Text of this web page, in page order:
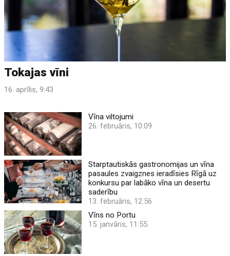
Tokajas vīni
16. aprīlis, 9:43
Vīna viltojumi
26. februāris, 10:09
Starptautiskās gastronomijas un vīna
pasaules zvaigznes ieradīsies Rīgā uz
konkursu par labāko vīna un desertu
saderību
13. februāris, 12:56
Vīns no Portu
15. janvāris, 11:55